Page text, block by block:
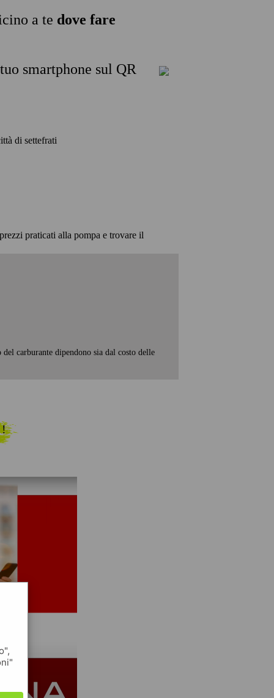
a te dove fare
smartphone sul QR
di settefrati
praticati alla pompa e trovare il
carburante dipendono sia dal costo delle
!